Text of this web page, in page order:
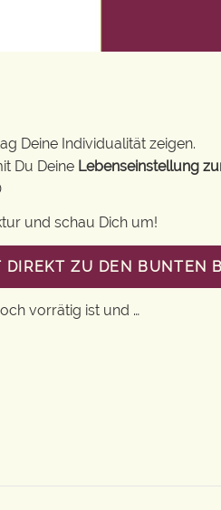
Deine Individualität zeigen.
Du Deine Lebenseinstellung
und schau Dich um!
ZU DEN BUNTEN
vorrätig ist und …